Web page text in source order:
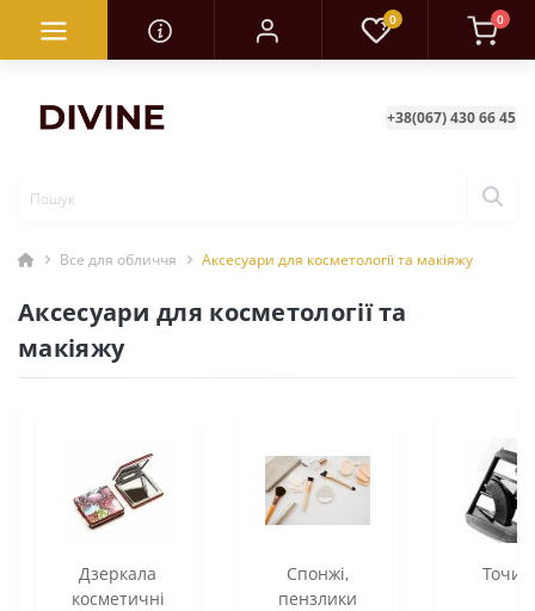
0 0
+38(067) 430 66 45
Все для обличчя Аксесуари для косметології та макіяжу
Аксесуари для косметології та
макіяжу
Дзеркала
косметичні
Спонжі,
пензлики